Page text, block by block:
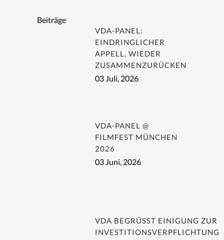
Beiträge
VDA-PANEL:
EINDRINGLICHER
APPELL, WIEDER
ZUSAMMENZURÜCKEN
03 Juli, 2026
VDA-PANEL @
FILMFEST MÜNCHEN
2026
03 Juni, 2026
VDA BEGRÜSST EINIGUNG ZUR I
NVESTITIONSVERPFLICHTUNG